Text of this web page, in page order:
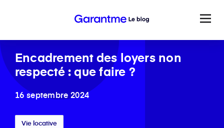
Encadrement des loyers non
respecté : que faire ?
16 septembre 2024
Vie locative